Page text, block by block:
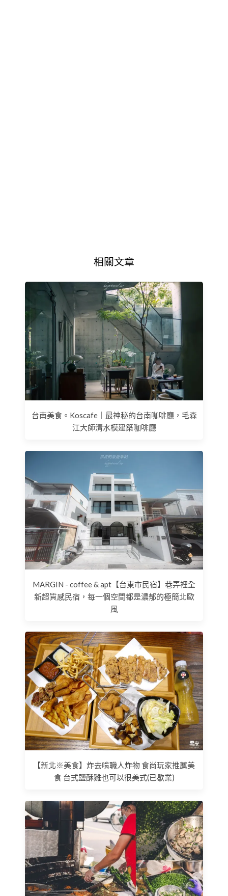
相關文章
台南美食。Koscafe｜最神秘的台南咖啡廳，毛森
江大師清水模建築咖啡廳
MARGIN - coffee & apt【台東市民宿】巷弄裡全
新超質感民宿，每一個空間都是濃郁的極簡北歐
風
【新北※美食】炸去啃職人炸物 食尚玩家推薦美
食 台式鹽酥雞也可以很美式(已歇業)